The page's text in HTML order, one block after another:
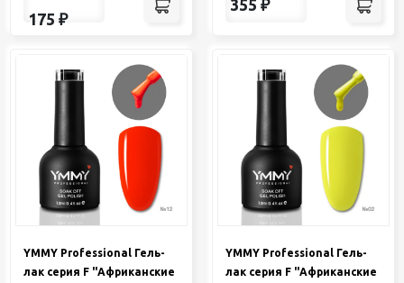
175 ₽
355 ₽
YMMY Professional Гель-
лак серия F "Африканские
YMMY Professional Гель-
лак серия F "Африканские